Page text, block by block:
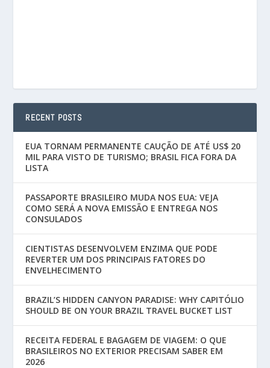
RECENT POSTS
EUA TORNAM PERMANENTE CAUÇÃO DE ATÉ US$ 20
MIL PARA VISTO DE TURISMO; BRASIL FICA FORA DA
LISTA
PASSAPORTE BRASILEIRO MUDA NOS EUA: VEJA
COMO SERÁ A NOVA EMISSÃO E ENTREGA NOS
CONSULADOS
CIENTISTAS DESENVOLVEM ENZIMA QUE PODE
REVERTER UM DOS PRINCIPAIS FATORES DO
ENVELHECIMENTO
BRAZIL’S HIDDEN CANYON PARADISE: WHY CAPITÓLIO
SHOULD BE ON YOUR BRAZIL TRAVEL BUCKET LIST
RECEITA FEDERAL E BAGAGEM DE VIAGEM: O QUE
BRASILEIROS NO EXTERIOR PRECISAM SABER EM
2026